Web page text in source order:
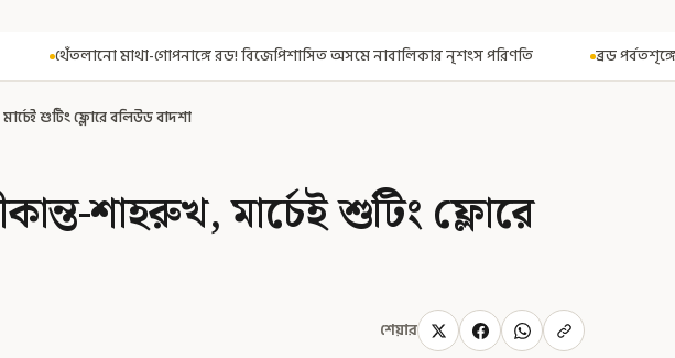
রড! বিজেপিশাসিত অসমে নাবালিকার নৃশংস পরিণতি ব্রড পর্বতশৃঙ্গে তুষারধসে মৃত নির্মল পুরজা!
শুটিং ফ্লোরে বলিউড বাদশা
শাহরুখ, মার্চেই শুটিং ফ্লোরে
শেয়ার